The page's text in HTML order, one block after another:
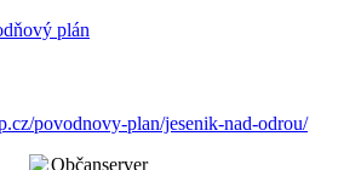
povodnovy-plan/jesenik-nad-odrou/